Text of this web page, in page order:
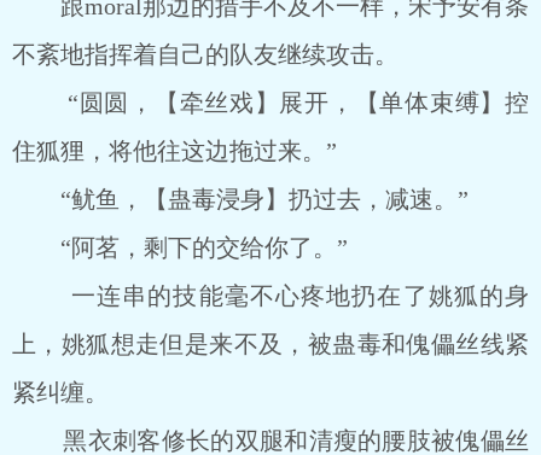
跟moral那边的措手不及不一样，宋予安有条
不紊地指挥着自己的队友继续攻击。
“圆圆，【牵丝戏】展开，【单体束缚】控
住狐狸，将他往这边拖过来。”
“鱿鱼，【蛊毒浸身】扔过去，减速。”
“阿茗，剩下的交给你了。”
一连串的技能毫不心疼地扔在了姚狐的身
上，姚狐想走但是来不及，被蛊毒和傀儡丝线紧
紧纠缠。
黑衣刺客修长的双腿和清瘦的腰肢被傀儡丝